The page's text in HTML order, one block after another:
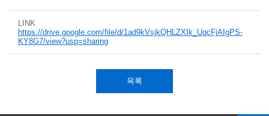
LINK
https://drive.google.com/file/d/1ad9kVsjkQHLZXIk_UqcFjAIgPS-
KY8G7/view?usp=sharing
목록